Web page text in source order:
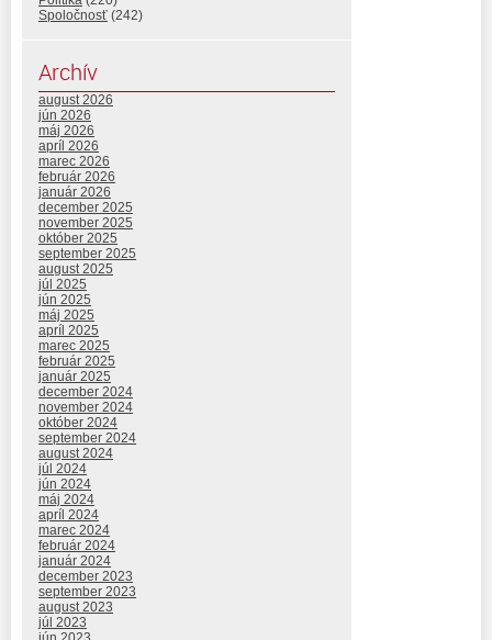
Spoločnosť (242)
Archív
august 2026
jún 2026
máj 2026
apríl 2026
marec 2026
február 2026
január 2026
december 2025
november 2025
október 2025
september 2025
august 2025
júl 2025
jún 2025
máj 2025
apríl 2025
marec 2025
február 2025
január 2025
december 2024
november 2024
október 2024
september 2024
august 2024
júl 2024
jún 2024
máj 2024
apríl 2024
marec 2024
február 2024
január 2024
december 2023
september 2023
august 2023
júl 2023